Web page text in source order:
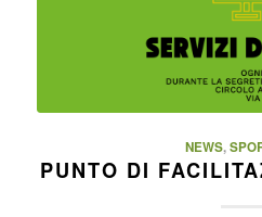
NEWS,
PUNTO DI